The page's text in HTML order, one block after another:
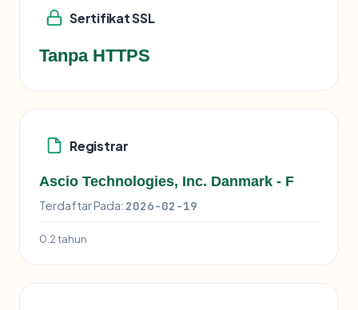
Sertifikat SSL
Tanpa HTTPS
Registrar
Ascio Technologies, Inc. Danmark - F
Terdaftar Pada: 2026-02-19
0.2 tahun